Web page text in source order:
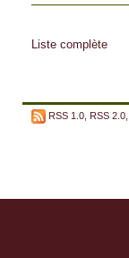
Liste complète
RSS 1.0 RSS 2.0